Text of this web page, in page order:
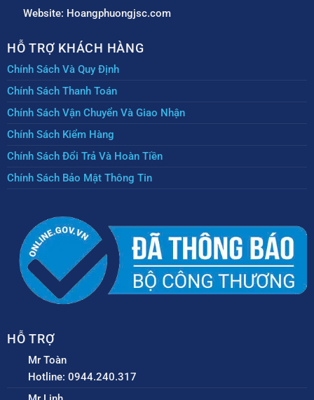
Website: Hoangphuongjsc.com
HỖ TRỢ KHÁCH HÀNG
Chính Sách Và Quy Định
Chính Sách Thanh Toán
Chính Sách Vận Chuyển Và Giao Nhận
Chính Sách Kiểm Hàng
Chính Sách Đổi Trả Và Hoàn Tiền
Chính Sách Bảo Mật Thông Tin
HỖ TRỢ
Mr Toàn
Hotline: 0944.240.317